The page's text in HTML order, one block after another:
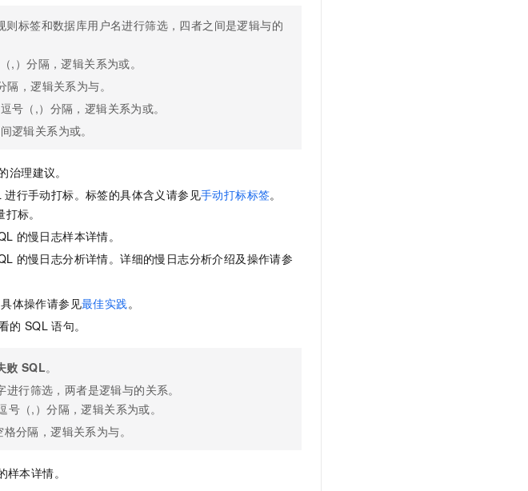
则标签和数据库用户名进行筛选，四者之间是逻辑与的
,）分隔，逻辑关系为或。
，逻辑关系为与。
号（,）分隔，逻辑关系为或。
逻辑关系为或。
治理建议。
进行手动打标。标签的具体含义请参见手动打标标签。
标。
的慢日志样本详情。
的慢日志分析详情。详细的慢日志分析介绍及操作请参
体操作请参见最佳实践 。
的 SQL 语句。
败 SQL。
进行筛选，两者是逻辑与的关系。
号（,）分隔，逻辑关系为或。
分隔，逻辑关系为与。
样本详情。